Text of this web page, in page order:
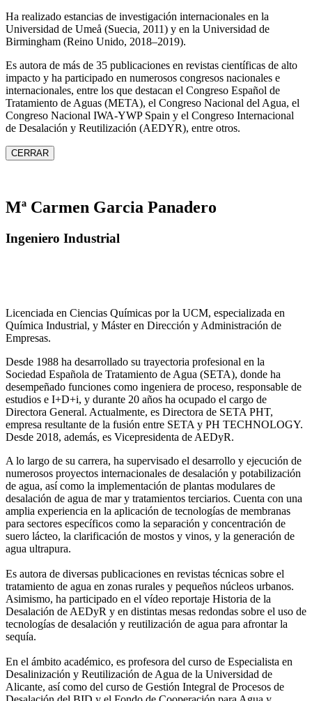
Ha realizado estancias de investigación internacionales en la
Universidad de Umeå (Suecia, 2011) y en la Universidad de
Birmingham (Reino Unido, 2018–2019).
Es autora de más de 35 publicaciones en revistas científicas de alto
impacto y ha participado en numerosos congresos nacionales e
internacionales, entre los que destacan el Congreso Español de
Tratamiento de Aguas (META), el Congreso Nacional del Agua, el
Congreso Nacional IWA‑YWP Spain y el Congreso Internacional
de Desalación y Reutilización (AEDYR), entre otros.
CERRAR
Mª Carmen Garcia Panadero
Ingeniero Industrial
Licenciada en Ciencias Químicas por la UCM, especializada en
Química Industrial, y Máster en Dirección y Administración de
Empresas.
Desde 1988 ha desarrollado su trayectoria profesional en la
Sociedad Española de Tratamiento de Agua (SETA), donde ha
desempeñado funciones como ingeniera de proceso, responsable de
estudios e I+D+i, y durante 20 años ha ocupado el cargo de
Directora General. Actualmente, es Directora de SETA PHT,
empresa resultante de la fusión entre SETA y PH TECHNOLOGY.
Desde 2018, además, es Vicepresidenta de AEDyR.
A lo largo de su carrera, ha supervisado el desarrollo y ejecución de
numerosos proyectos internacionales de desalación y potabilización
de agua, así como la implementación de plantas modulares de
desalación de agua de mar y tratamientos terciarios. Cuenta con una
amplia experiencia en la aplicación de tecnologías de membranas
para sectores específicos como la separación y concentración de
suero lácteo, la clarificación de mostos y vinos, y la generación de
agua ultrapura.
Es autora de diversas publicaciones en revistas técnicas sobre el
tratamiento de agua en zonas rurales y pequeños núcleos urbanos.
Asimismo, ha participado en el vídeo reportaje Historia de la
Desalación de AEDyR y en distintas mesas redondas sobre el uso de
tecnologías de desalación y reutilización de agua para afrontar la
sequía.
En el ámbito académico, es profesora del curso de Especialista en
Desalinización y Reutilización de Agua de la Universidad de
Alicante, así como del curso de Gestión Integral de Procesos de